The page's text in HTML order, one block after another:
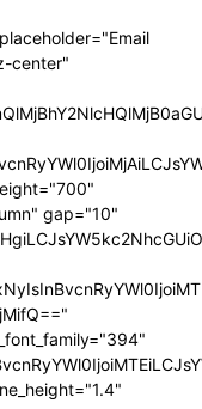
center"
gap="10"